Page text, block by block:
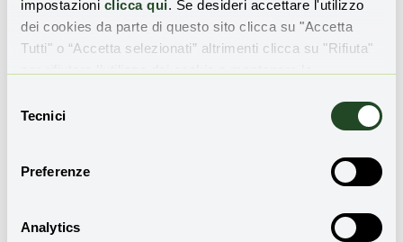
impostazioni clicca qui. Se desideri accettare l'utilizzo
dei cookies da parte di questo sito clicca su "Accetta
Tutti" o “Accetta selezionati” altrimenti clicca su "Rifiuta"
delTecnici
Preferenze
Analytics
Sibilla Di Palma
sostenibilità e investimenti. Collabora con
Repubblica Affari&Finanza e Focus Risparmio.